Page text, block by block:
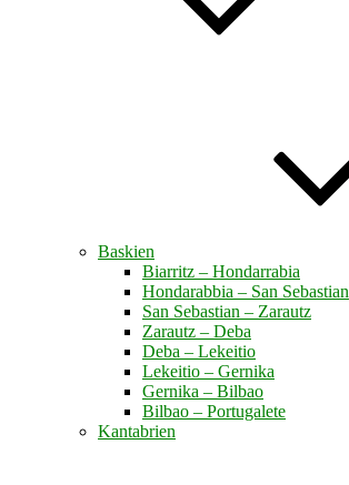
Baskien
Biarritz – Hondarrabia
Hondarabbia – San Sebastian
San Sebastian – Zarautz
Zarautz – Deba
Deba – Lekeitio
Lekeitio – Gernika
Gernika – Bilbao
Bilbao – Portugalete
Kantabrien